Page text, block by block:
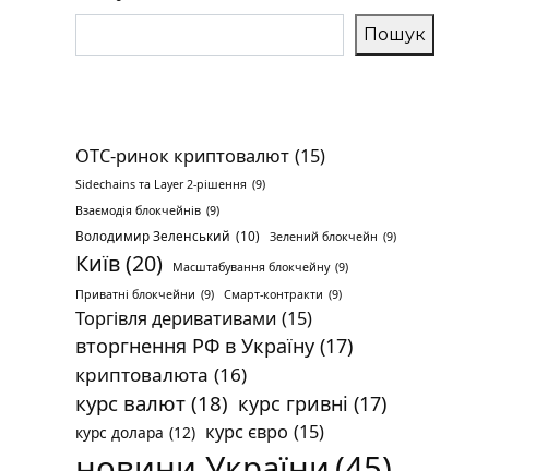
Пошук
OTC-ринок криптовалют (15)
Sidechains та Layer 2-рішення (9)
Взаємодія блокчейнів (9)
Володимир Зеленський (10) Зелений блокчейн (9)
Київ(20) Масштабування блокчейну (9)
Приватні блокчейни (9) Смарт-контракти (9)
Торгівля деривативами (15)
вторгнення РФ в Україну (17)
криптовалюта (16)
курс валют (18) курс гривні (17)
курс долара (12) курс євро (15)